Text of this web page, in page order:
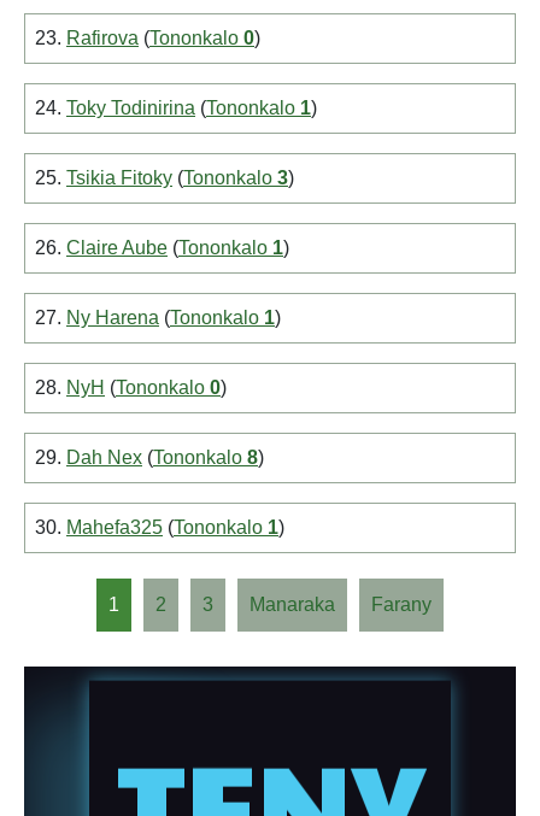
23. Rafirova (Tononkalo 0)
24. Toky Todinirina (Tononkalo 1)
25. Tsikia Fitoky (Tononkalo 3)
26. Claire Aube (Tononkalo 1)
27. Ny Harena (Tononkalo 1)
28. NyH (Tononkalo 0)
29. Dah Nex (Tononkalo 8)
30. Mahefa325 (Tononkalo 1)
1 2 3 Manaraka Farany